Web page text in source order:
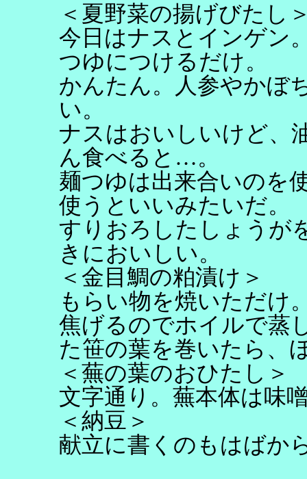
＜夏野菜の揚げびたし
今日はナスとインゲン
つゆにつけるだけ。
かんたん。人参やかぼ
い。
ナスはおいしいけど、
ん食べると…。
麺つゆは出来合いのを
使うといいみたいだ。
すりおろしたしょうが
きにおいしい。
＜金目鯛の粕漬け＞
もらい物を焼いただけ
焦げるのでホイルで蒸
た笹の葉を巻いたら、
＜蕪の葉のおひたし＞
文字通り。蕪本体は味
＜納豆＞
献立に書くのもはばか